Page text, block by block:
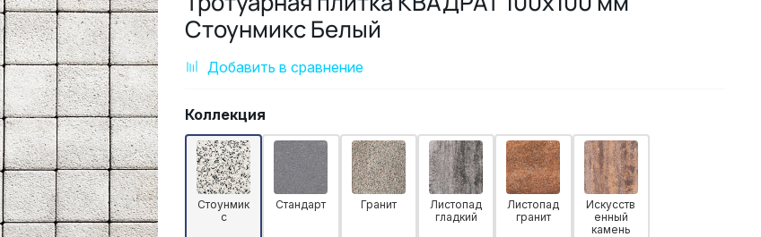
Стоунмикс Белый
Добавить в сравнение
Коллекция
Стоунмик
с
Стандарт Гранит
Листопад
гладкий
Листопад
гранит
Искусств
енный
камень